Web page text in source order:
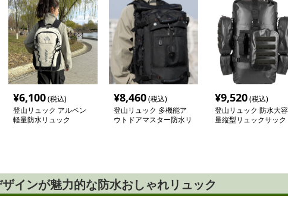
¥6,100(税込)
登山リュック アルペン
軽量防水リュック
¥8,460(税込)
登山リュック 多機能ア
ウトドアマスター防水リ
¥9,520(税込)
登山リュック 防水大容
量縦型リュックサック
インが魅力的な防水おしゃれリュック